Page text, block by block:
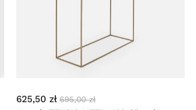
625,50 zł 695,00 zł